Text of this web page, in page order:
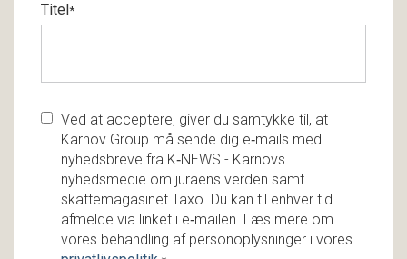
Titel*
Ved at acceptere, giver du samtykke til, at
Karnov Group må sende dig e‑mails med
nyhedsbreve fra K‑NEWS - Karnovs
nyhedsmedie om juraens verden samt
skattemagasinet Taxo. Du kan til enhver tid
afmelde via linket i e‑mailen. Læs mere om
vores behandling af personoplysninger i vores